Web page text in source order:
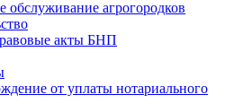
обслуживание агрогородков
акты БНП
от уплаты нотариального